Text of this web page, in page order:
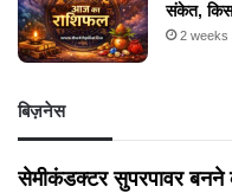
संकेत, किस
2 weeks
बिज़नेस
सेमीकंडक्टर सुपरपावर बनने